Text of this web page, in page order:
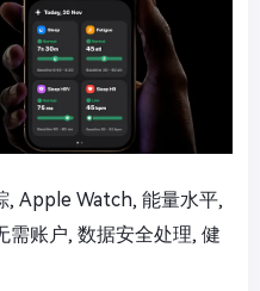
, Apple Watch, 能量水平,
需账户, 数据安全处理, 健